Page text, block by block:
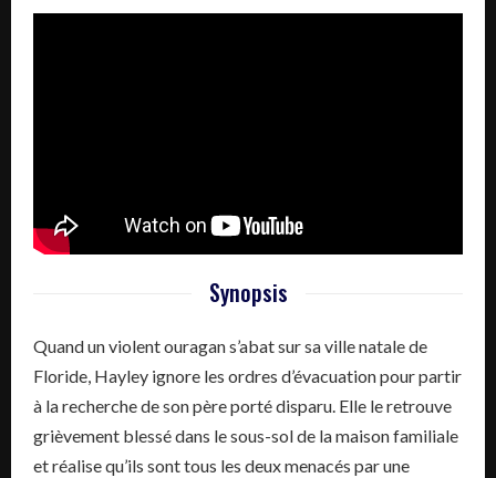
Synopsis
Quand un violent ouragan s’abat sur sa ville natale de
Floride, Hayley ignore les ordres d’évacuation pour partir
à la recherche de son père porté disparu. Elle le retrouve
grièvement blessé dans le sous-sol de la maison familiale
et réalise qu’ils sont tous les deux menacés par une